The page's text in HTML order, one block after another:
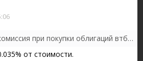
добрый день! какая комиссия при покупки облигаций втб рисует 150р
от стоимости.